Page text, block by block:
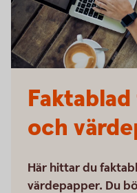
och
Här hittar du
värdepapper. Du